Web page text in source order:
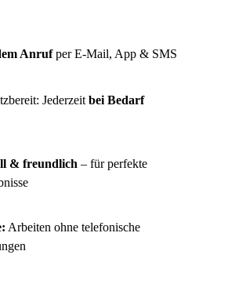
Anrufper E-Mail, App & SMS
Jederzeitbei Bedarf
& freundlich– für perfekte
Arbeiten ohne telefonische